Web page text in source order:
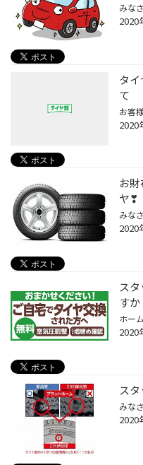
2020
タ
て
2020
お
ヤ❣
2020
ス
すか
2020
ス
2020